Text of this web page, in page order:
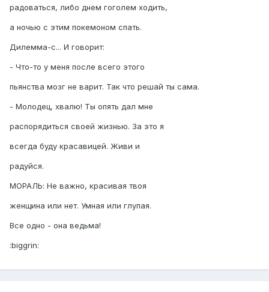
радоваться, либо днем гоголем ходить,
а ночью с этим покемоном спать.
Дилемма-с... И говорит:
- Что-то у меня после всего этого
пьянства мозг не варит. Так что решай ты сама.
- Молодец, хвалю! Ты опять дал мне
распорядиться своей жизнью. За это я
всегда буду красавицей. Живи и
радуйся.
МОРАЛЬ: Не важно, красивая твоя
женщина или нет. Умная или глупая.
Все одно - она ведьма!
:biggrin: